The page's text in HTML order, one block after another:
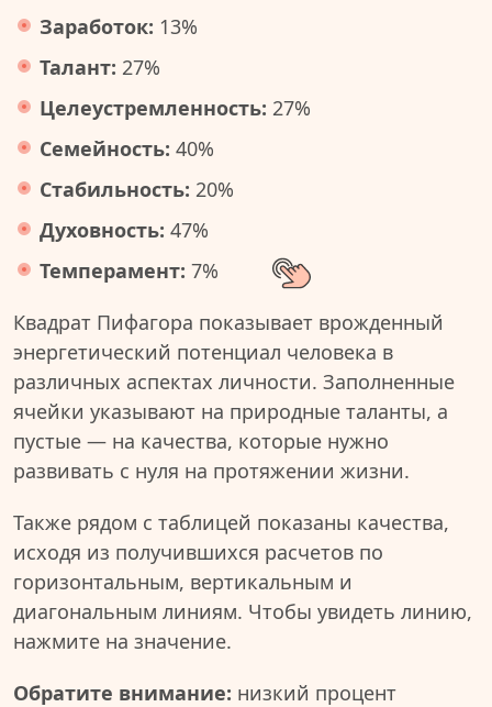
Заработок: 13%
Талант: 27%
Целеустремленность: 27%
Семейность: 40%
Стабильность: 20%
Духовность: 47%
Темперамент: 7%
Квадрат Пифагора показывает врожденный
энергетический потенциал человека в
различных аспектах личности. Заполненные
ячейки указывают на природные таланты, а
пустые — на качества, которые нужно
развивать с нуля на протяжении жизни.
Также рядом с таблицей показаны качества,
исходя из получившихся расчетов по
горизонтальным, вертикальным и
диагональным линиям. Чтобы увидеть линию,
нажмите на значение.
Обратите внимание: низкий процент